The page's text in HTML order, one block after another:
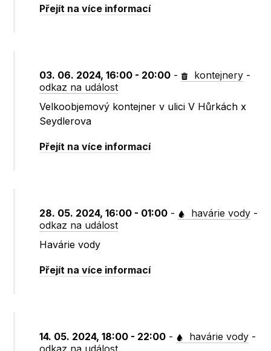
Přejít na více informací
03. 06. 2024, 16:00 - 20:00 - kontejnery -
odkaz na událost
Velkoobjemový kontejner v ulici V Hůrkách x
Seydlerova
Přejít na více informací
28. 05. 2024, 16:00 - 01:00 - havárie vody -
odkaz na událost
Havárie vody
Přejít na více informací
14. 05. 2024, 18:00 - 22:00 - havárie vody -
odkaz na událost